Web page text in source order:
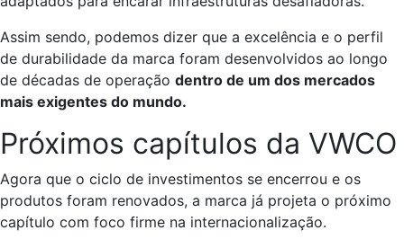
Assim sendo, podemos dizer que a excelência e o perfil
de durabilidade da marca foram desenvolvidos ao longo
de décadas de operação dentro de um dos mercados
mais exigentes do mundo.
Próximos capítulos da VWCO
Agora que o ciclo de investimentos se encerrou e os
produtos foram renovados, a marca já projeta o próximo
capítulo com foco firme na internacionalização.